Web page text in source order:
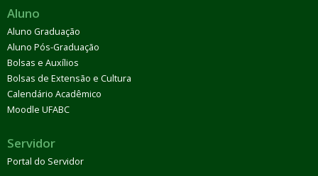
Aluno
Aluno Graduação
Aluno Pós-Graduação
Bolsas e Auxílios
Bolsas de Extensão e Cultura
Calendário Acadêmico
Moodle UFABC
Servidor
Portal do Servidor